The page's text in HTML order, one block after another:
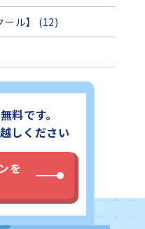
ール】 (12)
料です。
しください
を